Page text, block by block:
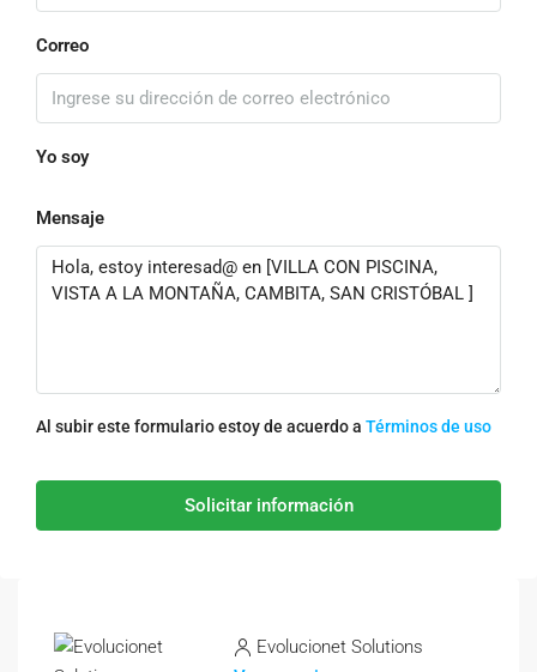
Correo
Yo soy
Mensaje
Al subir este formulario estoy de acuerdo a Términos de uso
Solicitar información
Evolucionet Solutions